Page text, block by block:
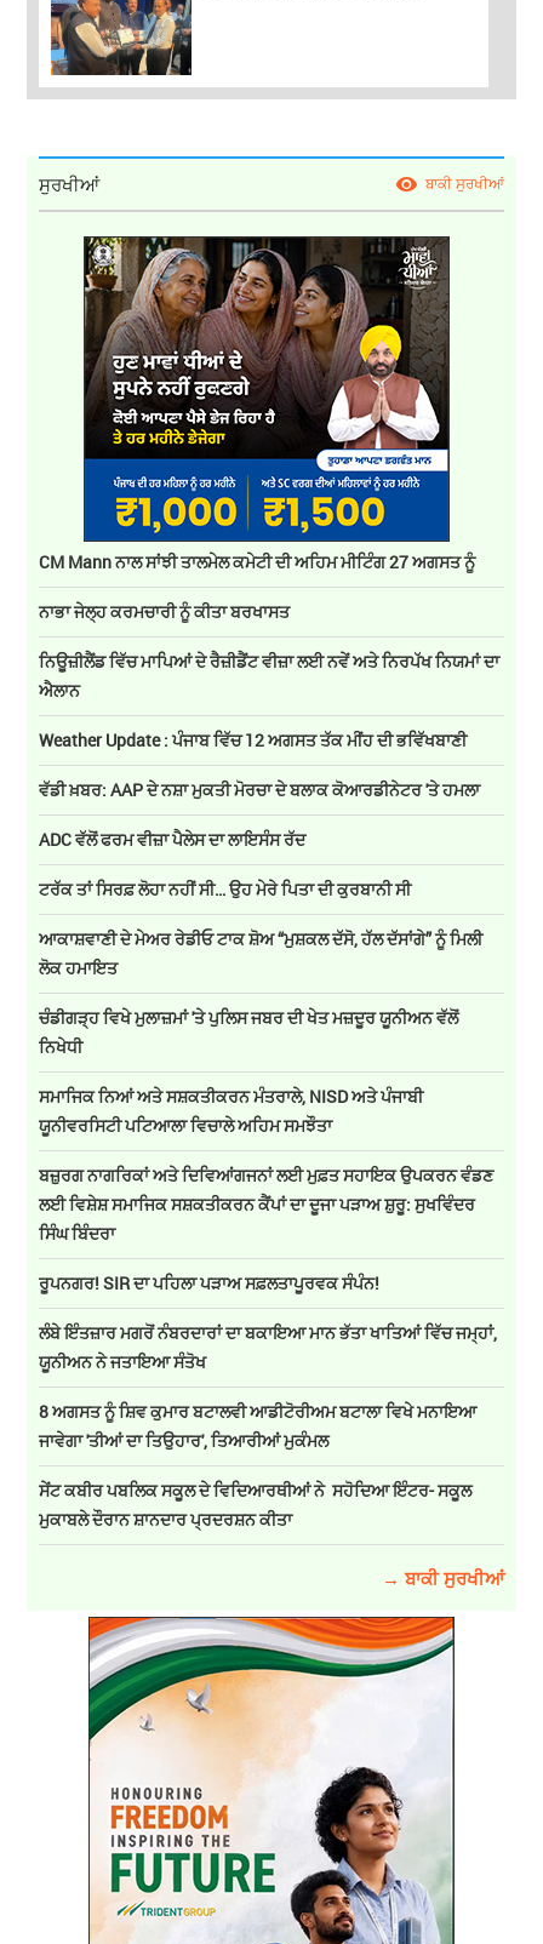
ਸੁਰਖੀਆਂ ਬਾਕੀ ਸੁਰਖੀਆਂ
CM Mann ਨਾਲ ਸਾਂਝੀ ਤਾਲਮੇਲ ਕਮੇਟੀ ਦੀ ਅਹਿਮ ਮੀਟਿੰਗ 27 ਅਗਸਤ ਨੂੰ
ਨਾਭਾ ਜੇਲ੍ਹ ਕਰਮਚਾਰੀ ਨੂੰ ਕੀਤਾ ਬਰਖਾਸਤ
ਨਿਊਜ਼ੀਲੈਂਡ ਵਿੱਚ ਮਾਪਿਆਂ ਦੇ ਰੈਜ਼ੀਡੈਂਟ ਵੀਜ਼ਾ ਲਈ ਨਵੇਂ ਅਤੇ ਨਿਰਪੱਖ ਨਿਯਮਾਂ ਦਾ
ਐਲਾਨ
Weather Update : ਪੰਜਾਬ ਵਿੱਚ 12 ਅਗਸਤ ਤੱਕ ਮੀਂਹ ਦੀ ਭਵਿੱਖਬਾਣੀ
ਵੱਡੀ ਖ਼ਬਰ: AAP ਦੇ ਨਸ਼ਾ ਮੁਕਤੀ ਮੋਰਚਾ ਦੇ ਬਲਾਕ ਕੋਆਰਡੀਨੇਟਰ 'ਤੇ ਹਮਲਾ
ADC ਵੱਲੋਂ ਫਰਮ ਵੀਜ਼ਾ ਪੈਲੇਸ ਦਾ ਲਾਇਸੰਸ ਰੱਦ
ਟਰੱਕ ਤਾਂ ਸਿਰਫ਼ ਲੋਹਾ ਨਹੀਂ ਸੀ… ਉਹ ਮੇਰੇ ਪਿਤਾ ਦੀ ਕੁਰਬਾਨੀ ਸੀ
ਆਕਾਸ਼ਵਾਣੀ ਦੇ ਮੇਅਰ ਰੇਡੀਓ ਟਾਕ ਸ਼ੋਅ “ਮੁਸ਼ਕਲ ਦੱਸੋ, ਹੱਲ ਦੱਸਾਂਗੇ” ਨੂੰ ਮਿਲੀ
ਲੋਕ ਹਮਾਇਤ
ਚੰਡੀਗੜ੍ਹ ਵਿਖੇ ਮੁਲਾਜ਼ਮਾਂ 'ਤੇ ਪੁਲਿਸ ਜਬਰ ਦੀ ਖੇਤ ਮਜ਼ਦੂਰ ਯੂਨੀਅਨ ਵੱਲੋਂ
ਨਿਖੇਧੀ
ਸਮਾਜਿਕ ਨਿਆਂ ਅਤੇ ਸਸ਼ਕਤੀਕਰਨ ਮੰਤਰਾਲੇ, NISD ਅਤੇ ਪੰਜਾਬੀ
ਯੂਨੀਵਰਸਿਟੀ ਪਟਿਆਲਾ ਵਿਚਾਲੇ ਅਹਿਮ ਸਮਝੌਤਾ
ਬਜ਼ੁਰਗ ਨਾਗਰਿਕਾਂ ਅਤੇ ਦਿਵਿਆਂਗਜਨਾਂ ਲਈ ਮੁਫ਼ਤ ਸਹਾਇਕ ਉਪਕਰਨ ਵੰਡਣ
ਲਈ ਵਿਸ਼ੇਸ਼ ਸਮਾਜਿਕ ਸਸ਼ਕਤੀਕਰਨ ਕੈਂਪਾਂ ਦਾ ਦੂਜਾ ਪੜਾਅ ਸ਼ੁਰੂ: ਸੁਖਵਿੰਦਰ
ਸਿੰਘ ਬਿੰਦਰਾ
ਰੂਪਨਗਰ! SIR ਦਾ ਪਹਿਲਾ ਪੜਾਅ ਸਫ਼ਲਤਾਪੂਰਵਕ ਸੰਪੰਨ!
ਲੰਬੇ ਇੰਤਜ਼ਾਰ ਮਗਰੋਂ ਨੰਬਰਦਾਰਾਂ ਦਾ ਬਕਾਇਆ ਮਾਨ ਭੱਤਾ ਖਾਤਿਆਂ ਵਿੱਚ ਜਮ੍ਹਾਂ,
ਯੂਨੀਅਨ ਨੇ ਜਤਾਇਆ ਸੰਤੋਖ
8 ਅਗਸਤ ਨੂੰ ਸ਼ਿਵ ਕੁਮਾਰ ਬਟਾਲਵੀ ਆਡੀਟੋਰੀਅਮ ਬਟਾਲਾ ਵਿਖੇ ਮਨਾਇਆ
ਜਾਵੇਗਾ 'ਤੀਆਂ ਦਾ ਤਿਉਹਾਰ', ਤਿਆਰੀਆਂ ਮੁਕੰਮਲ
ਸੇਂਟ ਕਬੀਰ ਪਬਲਿਕ ਸਕੂਲ ਦੇ ਵਿਦਿਆਰਥੀਆਂ ਨੇ ਸਹੋਦਿਆ ਇੰਟਰ- ਸਕੂਲ
ਮੁਕਾਬਲੇ ਦੌਰਾਨ ਸ਼ਾਨਦਾਰ ਪ੍ਰਦਰਸ਼ਨ ਕੀਤਾ
→ ਬਾਕੀ ਸੁਰਖੀਆਂ